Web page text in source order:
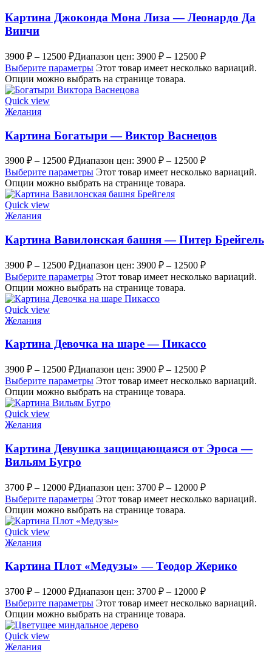
Картина Джоконда Мона Лиза — Леонардо Да
Винчи
3900 ₽ – 12500 ₽Диапазон цен: 3900 ₽ – 12500 ₽
Выберите параметры Этот товар имеет несколько вариаций.
Опции можно выбрать на странице товара.
Quick view
Желания
Картина Богатыри — Виктор Васнецов
3900 ₽ – 12500 ₽Диапазон цен: 3900 ₽ – 12500 ₽
Выберите параметры Этот товар имеет несколько вариаций.
Опции можно выбрать на странице товара.
Quick view
Желания
Картина Вавилонская башня — Питер Брейгель
3900 ₽ – 12500 ₽Диапазон цен: 3900 ₽ – 12500 ₽
Выберите параметры Этот товар имеет несколько вариаций.
Опции можно выбрать на странице товара.
Quick view
Желания
Картина Девочка на шаре — Пикассо
3900 ₽ – 12500 ₽Диапазон цен: 3900 ₽ – 12500 ₽
Выберите параметры Этот товар имеет несколько вариаций.
Опции можно выбрать на странице товара.
Quick view
Желания
Картина Девушка защищающаяся от Эроса —
Вильям Бугро
3700 ₽ – 12000 ₽Диапазон цен: 3700 ₽ – 12000 ₽
Выберите параметры Этот товар имеет несколько вариаций.
Опции можно выбрать на странице товара.
Quick view
Желания
Картина Плот «Медузы» — Теодор Жерико
3700 ₽ – 12000 ₽Диапазон цен: 3700 ₽ – 12000 ₽
Выберите параметры Этот товар имеет несколько вариаций.
Опции можно выбрать на странице товара.
Quick view
Желания